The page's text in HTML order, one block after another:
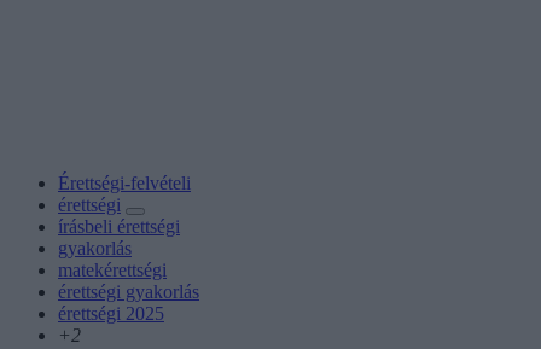
Érettségi-felvételi
érettségi
írásbeli érettségi
gyakorlás
matekérettségi
érettségi gyakorlás
érettségi 2025
+2